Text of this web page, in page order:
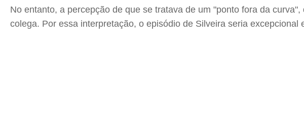
No entanto, a percepção de que se tratava de um "ponto fora da
colega. Por essa interpretação, o episódio de Silveira seria excepcional